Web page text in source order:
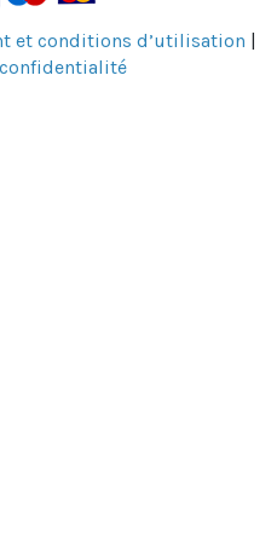
et conditions d’utilisation |